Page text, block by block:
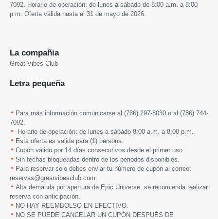
7092. Horario de operación: de lunes a sábado de 8:00 a.m. a 8:00
p.m. Oferta válida hasta el 31 de mayo de 2026.
La compañia
Great Vibes Club
Letra pequeña
Para más información comunicarse al (786) 297-8030 o al (786) 744-
7092.
Horario de operación: de lunes a sábado 8:00 a.m. a 8:00 p.m.
Esta oferta es valida para (1) persona.
Cupón válido por 14 días consecutivos desde el primer uso.
Sin fechas bloqueadas dentro de los periodos disponibles.
Para reservar solo debes enviar tu número de cupón al correo:
reservas@grearvibesclub.com.
Alta demanda por apertura de Epic Universe, se recomienda realizar
reserva con anticipación.
NO HAY REEMBOLSO EN EFECTIVO.
NO SE PUEDE CANCELAR UN CUPÓN DESPUÉS DE